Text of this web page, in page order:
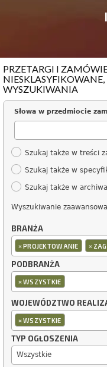
PRZETARGI I
WYSZUKIWANIA
Słowa w przedmiocie
Szukaj także w treści
Szukaj także w
Szukaj także w
Wyszukiwanie
BRANŻA
×PROJEKTOWANIE ×
PODBRANŻA
×WSZYSTKIE
WOJEWÓDZTWO
×WSZYSTKIE
TYP OGŁOSZENIA
Wszystkie